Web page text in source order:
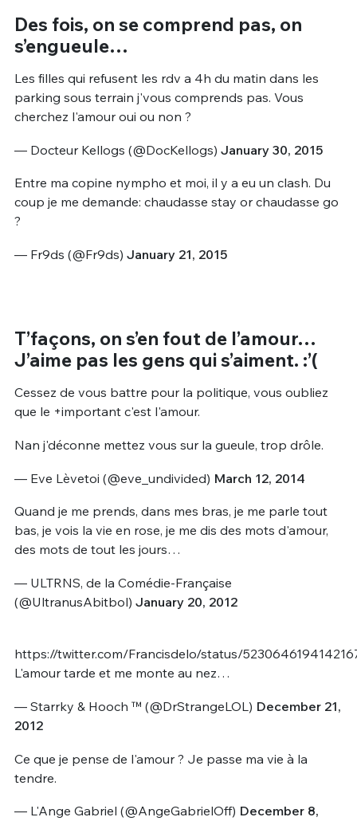
Des fois, on se comprend pas, on
s’engueule…
Les filles qui refusent les rdv a 4h du matin dans les
parking sous terrain j'vous comprends pas. Vous
cherchez l'amour oui ou non ?
— Docteur Kellogs (@DocKellogs) January 30, 2015
Entre ma copine nympho et moi, il y a eu un clash. Du
coup je me demande: chaudasse stay or chaudasse go
?
— Fr9ds (@Fr9ds) January 21, 2015
T’façons, on s’en fout de l’amour…
J’aime pas les gens qui s’aiment. :’(
Cessez de vous battre pour la politique, vous oubliez
que le +important c'est l'amour.
Nan j'déconne mettez vous sur la gueule, trop drôle.
— Eve Lèvetoi (@eve_undivided) March 12, 2014
Quand je me prends, dans mes bras, je me parle tout
bas, je vois la vie en rose, je me dis des mots d'amour,
des mots de tout les jours…
— ULTRNS, de la Comédie-Française
(@UltranusAbitbol) January 20, 2012
https://twitter.com/Francisdelo/status/
L'amour tarde et me monte au nez…
— Starrky & Hooch ™️ (@DrStrangeLOL) December 21,
2012
Ce que je pense de l'amour ? Je passe ma vie à la
tendre.
— L'Ange Gabriel (@AngeGabrielOff) December 8,